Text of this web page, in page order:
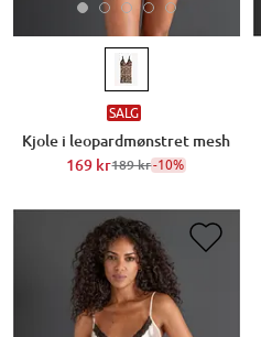
SALG
Kjole i leopardmønstret mesh
169 kr189 kr-10%